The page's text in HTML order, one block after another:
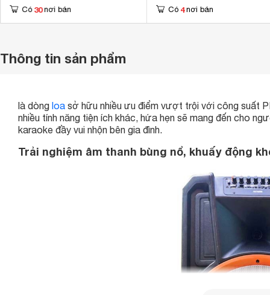
Có 30 nơi bán Có 4 nơi bán
Thông tin sản phẩm
là dòng loa sở hữu nhiều ưu điểm vượt trội với công suất
nhiều tính năng tiện ích khác, hứa hẹn sẽ mang đến cho
karaoke đầy vui nhộn bên gia đình.
Trải nghiệm âm thanh bùng nổ, khuấy động